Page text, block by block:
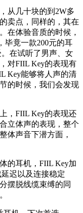
从几十块的到2W多
卖点，同样的，其在
在体验音质的时候，
毕竟一款200元的耳
在试听了男声、女
对FIIL Key的表现有
Key能够将人声的清
的时候，我们会发现
， FIIL Key的表现还
立体声的表现，整个
体声音下潜方面，
的耳机， FIIL Key加
迟以及连接稳定
摆脱线缆束缚的同